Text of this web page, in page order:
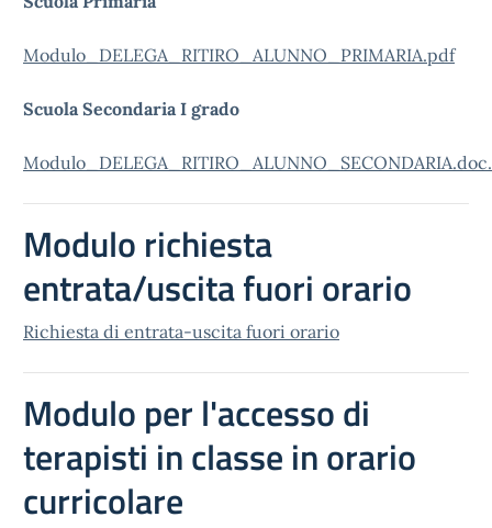
Modulo_DELEGA_RITIRO_ALUNNO_PRIMARIA.pdf
Scuola Secondaria I grado
Modulo richiesta
entrata/uscita fuori orario
Richiesta di entrata-uscita fuori orario
Modulo per l'accesso di
terapisti in classe in orario
curricolare